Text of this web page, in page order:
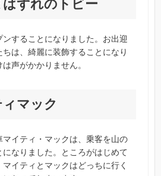
ずれのトビー
ンすることになりました。お出迎
は、綺麗に装飾することになり
声がかかりません。
マック
マイティ・マックは、乗客を山の
なりました。ところがはじめて
イティとマックはどっちに行く